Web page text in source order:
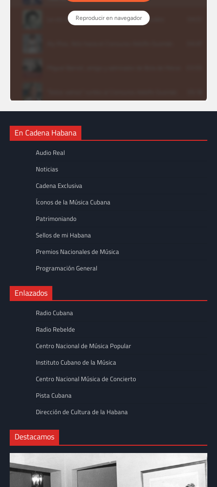
En Cadena Habana
Audio Real
Noticias
Cadena Exclusiva
Íconos de la Música Cubana
Patrimoniando
Sellos de mi Habana
Premios Nacionales de Música
Programación General
Enlazados
Radio Cubana
Radio Rebelde
Centro Nacional de Música Popular
Instituto Cubano de la Música
Centro Nacional Música de Concierto
Pista Cubana
Dirección de Cultura de la Habana
Destacamos